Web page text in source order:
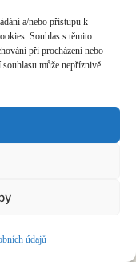
a/nebo přístupu k
Souhlas s těmito
při procházení nebo
může nepříznivě
údajů